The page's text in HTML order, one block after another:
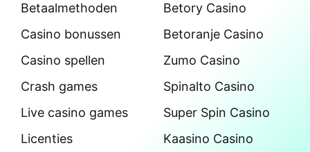
Betaalmethoden
Casino bonussen
Casino spellen
Crash games
Live casino games
Licenties
Betory Casino
Betoranje Casino
Zumo Casino
Spinalto Casino
Super Spin Casino
Kaasino Casino